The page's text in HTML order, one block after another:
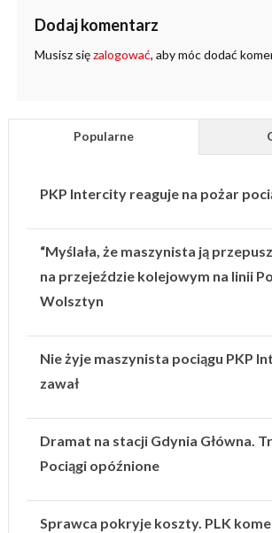
Dodaj komentarz
Musisz sięzalogować, aby móc dodać
Popularne
PKP Intercity reaguje na pożar
“Myślała, że maszynista ją
na przejeździe kolejowym na linii
Wolsztyn
Nie żyje maszynista pociągu PKP
zawał
Dramat na stacji Gdynia Główna.
Pociągi opóźnione
Sprawca pokryje koszty. PLK